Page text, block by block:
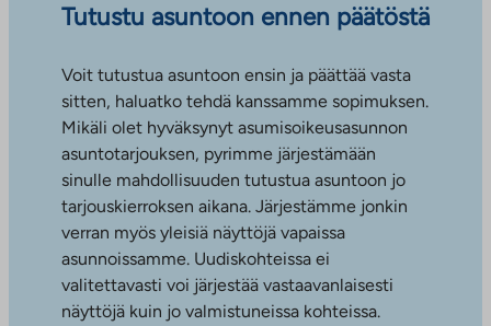
Tutustu asuntoon ennen päätöstä
Voit tutustua asuntoon ensin ja päättää vasta
sitten, haluatko tehdä kanssamme sopimuksen.
Mikäli olet hyväksynyt asumisoikeusasunnon
asuntotarjouksen, pyrimme järjestämään
sinulle mahdollisuuden tutustua asuntoon jo
tarjouskierroksen aikana. Järjestämme jonkin
verran myös yleisiä näyttöjä vapaissa
asunnoissamme. Uudiskohteissa ei
valitettavasti voi järjestää vastaavanlaisesti
näyttöjä kuin jo valmistuneissa kohteissa.